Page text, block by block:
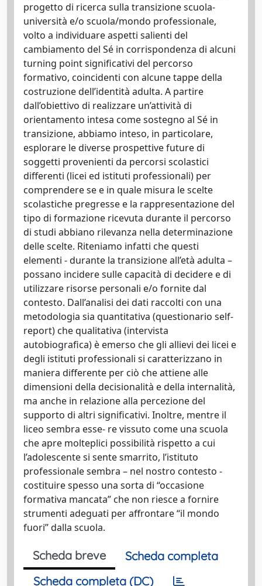
progetto di ricerca sulla transizione scuola-
università e/o scuola/mondo professionale,
volto a individuare aspetti salienti del
cambiamento del Sé in corrispondenza di alcuni
turning point significativi del percorso
formativo, coincidenti con alcune tappe della
costruzione dell’identità adulta. A partire
dall’obiettivo di realizzare un’attività di
orientamento intesa come sostegno al Sé in
transizione, abbiamo inteso, in particolare,
esplorare le diverse prospettive future di
soggetti provenienti da percorsi scolastici
differenti (licei ed istituti professionali) per
comprendere se e in quale misura le scelte
scolastiche pregresse e la rappresentazione del
tipo di formazione ricevuta durante il percorso
di studi abbiano rilevanza nella determinazione
delle scelte. Riteniamo infatti che questi
elementi - durante la transizione all’età adulta –
possano incidere sulle capacità di decidere e di
utilizzare risorse personali e/o fornite dal
contesto. Dall’analisi dei dati raccolti con una
metodologia sia quantitativa (questionario self-
report) che qualitativa (intervista
autobiografica) è emerso che gli allievi dei licei e
degli istituti professionali si caratterizzano in
maniera differente per ciò che attiene alle
dimensioni della decisionalità e della internalità,
ma anche in relazione alla percezione del
supporto di altri significativi. Inoltre, mentre il
liceo sembra esse- re vissuto come una scuola
che apre molteplici possibilità rispetto a cui
l’adolescente si sente smarrito, l’istituto
professionale sembra – nel nostro contesto -
costituire spesso una sorta di “occasione
formativa mancata” che non riesce a fornire
strumenti adeguati per affrontare “il mondo
fuori” dalla scuola.
Scheda breve
Scheda completa
Scheda completa (DC)